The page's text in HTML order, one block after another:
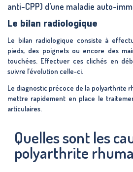
anti-CPP) d’une maladie auto-
Le bilan radiologique
Le bilan radiologique consiste à
pieds, des poignets ou encore des
touchées. Effectuer ces clichés en
suivre l’évolution celle-ci.
Le diagnostic précoce de la polyarthrite
mettre rapidement en place le
articulaires.
Quelles sont les
polyarthrite